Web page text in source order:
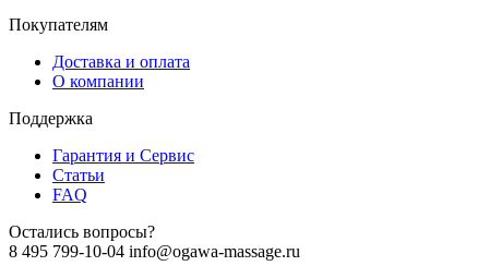
Покупателям
Доставка и оплата
О компании
Поддержка
Гарантия и Сервис
Статьи
FAQ
Остались вопросы?
8 495 799-10-04 info@ogawa-massage.ru